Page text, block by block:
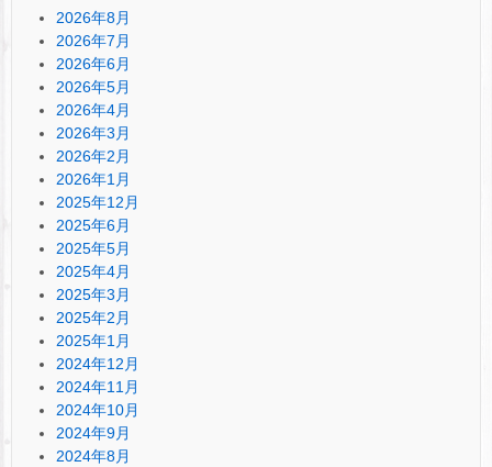
2026年8月
2026年7月
2026年6月
2026年5月
2026年4月
2026年3月
2026年2月
2026年1月
2025年12月
2025年6月
2025年5月
2025年4月
2025年3月
2025年2月
2025年1月
2024年12月
2024年11月
2024年10月
2024年9月
2024年8月